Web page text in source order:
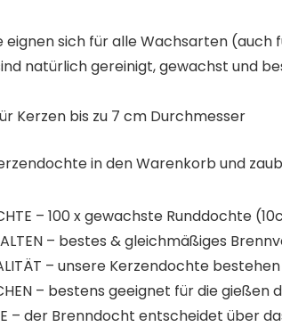
eignen sich für alle Wachsarten (auch
natürlich gereinigt, gewachst und
Kerzen bis zu 7 cm Durchmesser
in den Warenkorb und
– 100 x gewachste
– bestes & gleichmäßiges
– unsere Kerzendochte
– bestens geeignet für die
– der Brenndocht entscheidet